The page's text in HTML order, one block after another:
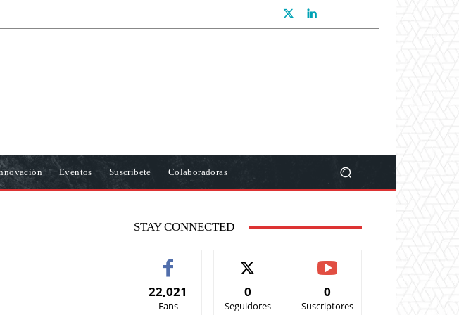
Eventos Suscríbete Colaboradoras
STAY CONNECTED
22,021
Fans
0
Seguidores
0
Suscriptores